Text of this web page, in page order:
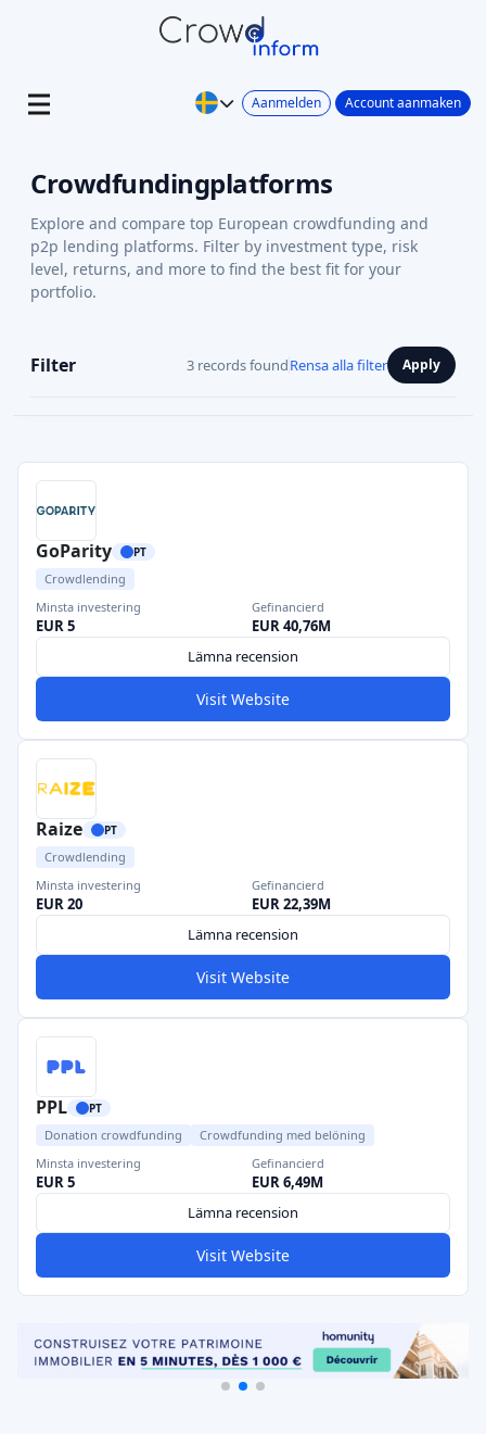
Aanmelden Account aanmaken
Crowdfundingplatforms
Explore and compare top European crowdfunding and
p2p lending platforms. Filter by investment type, risk
level, returns, and more to find the best fit for your
portfolio.
Filter 3 records foundRensa alla filter Apply
GoParity PT
Crowdlending
Minsta investering
EUR 5
Gefinancierd
EUR 40,76M
Lämna recension
Visit Website
Raize PT
Crowdlending
Minsta investering
EUR 20
Gefinancierd
EUR 22,39M
Lämna recension
Visit Website
PPL PT
Donation crowdfunding
Crowdfunding med belöning
Minsta investering
EUR 5
Gefinancierd
EUR 6,49M
Lämna recension
Visit Website